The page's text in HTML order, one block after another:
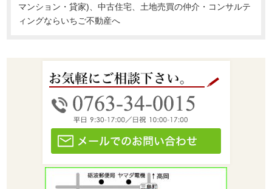
マンション・貸家)、中古住宅、土地売買の仲介・コンサルテ
ィングならいちご不動産へ